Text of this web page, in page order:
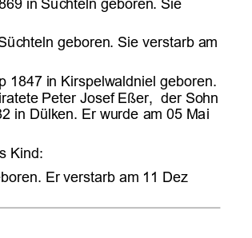






